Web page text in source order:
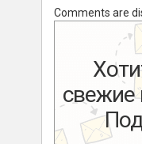
Comments are
свежие